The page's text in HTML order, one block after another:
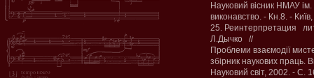
Науковий вісник НМАУ
виконавство. - Кн.8. -
25. Реинтерпретация
Л.Дычко //
Проблеми взаємодії
збірник наукових
Науковий світ, 2002. - С.